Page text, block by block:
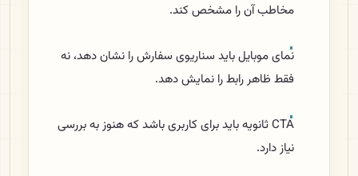
مخاطب آن را مشخص کند.
نمای موبایل باید سناریوی سفارش را نشان دهد، نه
فقط ظاهر رابط را نمایش دهد.
CTA ثانویه باید برای کاربری باشد که هنوز به بررسی
نیاز دارد.